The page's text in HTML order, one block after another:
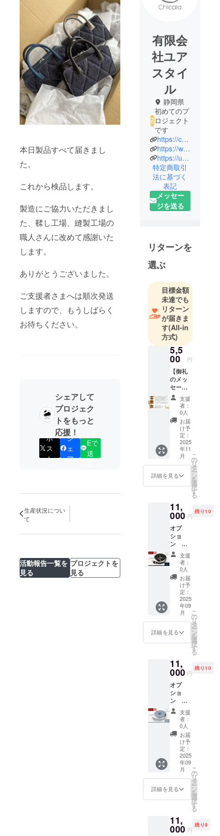
本日製品すべて届きまし
た。
これから検品します。
製造にご協力いただきまし
た、鞣し工場、縫製工場の
職人さんに改めて感謝いた
します。
ありがとうございました。
ご支援者さまへは順次発送
しますので、もうしばらく
お待ちください。
シェアして
プロジェク
トをもっと
応援！
ポ
ス
ト
シ
ェ
ア
Eで
送
生産状況につい
て
活動報告一覧を
見る
プロジェクトを
見る
有限会
社ユア
スタイ
ル
静岡県
初めてのプ
ロジェクト
です
https://chicala.net/
https://www.instagram.com/chicala.japan/
https://urstyle.co.jp/
特定商取引
法に基づく
表記
メッセー
ジを送る
リターンを
選ぶ
目標金額
未達でも
リターン
が届きま
す(All-in
方式)
5,5
00 円
【御礼
のメッ
セー
ジ】 感
謝の気
持ちを
込め
て、ユ
アスタ
イル代
表から
御礼の
メッ
セージ
をお送
りしま
備考欄
には、
＜氏名
のみ＞
ご入力
くださ
い。 ★
支援完
了後、
活動報
告にて
ご報告
しま
す。
支援
者：
0人
お届
け予
定：
2025
年11
月
詳細を見る
こ
の
リ
タ
ー
ン
を
選
択
す
る
11,
000 円
残り10
オプ
ショ
ン
【専
用】ス
トラッ
プ ＜ブ
ラック
＞先着
１０名
様限
定。
支援
者：
0人
お届
け予
定：
2025
年09
月
詳細を見る
こ
の
リ
タ
ー
ン
を
選
択
す
る
11,
000 円
残り10
オプ
ショ
ン
【専
用】ス
トラッ
プ ＜グ
レー＞
先着１
０名様
限定。
支援
者：
0人
お届
け予
定：
2025
年09
月
詳細を見る
こ
の
リ
タ
ー
ン
を
選
択
す
る
11,
000 円
残り9